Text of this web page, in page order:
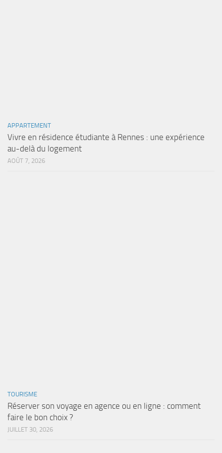
APPARTEMENT
Vivre en résidence étudiante à Rennes : une expérience
au-delà du logement
AOÛT 7, 2026
TOURISME
Réserver son voyage en agence ou en ligne : comment
faire le bon choix ?
JUILLET 30, 2026